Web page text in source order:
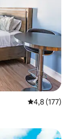
Średnia
4,8 (177)